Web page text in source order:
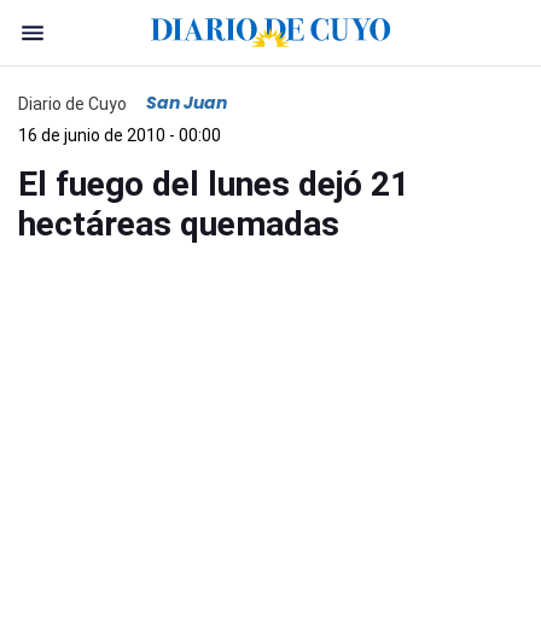
Diario de Cuyo San Juan
16 de junio de 2010 - 00:00
El fuego del lunes dejó 21
hectáreas quemadas